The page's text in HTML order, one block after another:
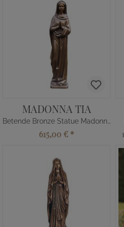
MADONNA TIA
Betende Bronze Statue Madonna
615,00 € *